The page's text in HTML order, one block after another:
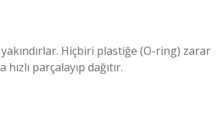
Hiçbiri plastiğe (O-ring) zarar
parçalayıp dağıtır.